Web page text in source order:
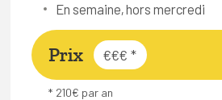
En semaine, hors mercredi
Prix €€€ *
* 210€ par an